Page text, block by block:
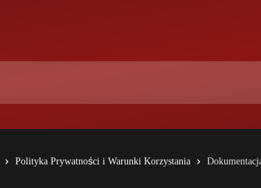
Polityka Prywatności i Warunki Korzystania